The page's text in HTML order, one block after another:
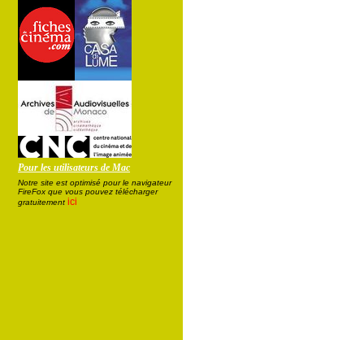
Pour les utilisateurs de Mac
Notre site est optimisé pour le navigateur
FireFox que vous pouvez télécharger
gratuitement ici